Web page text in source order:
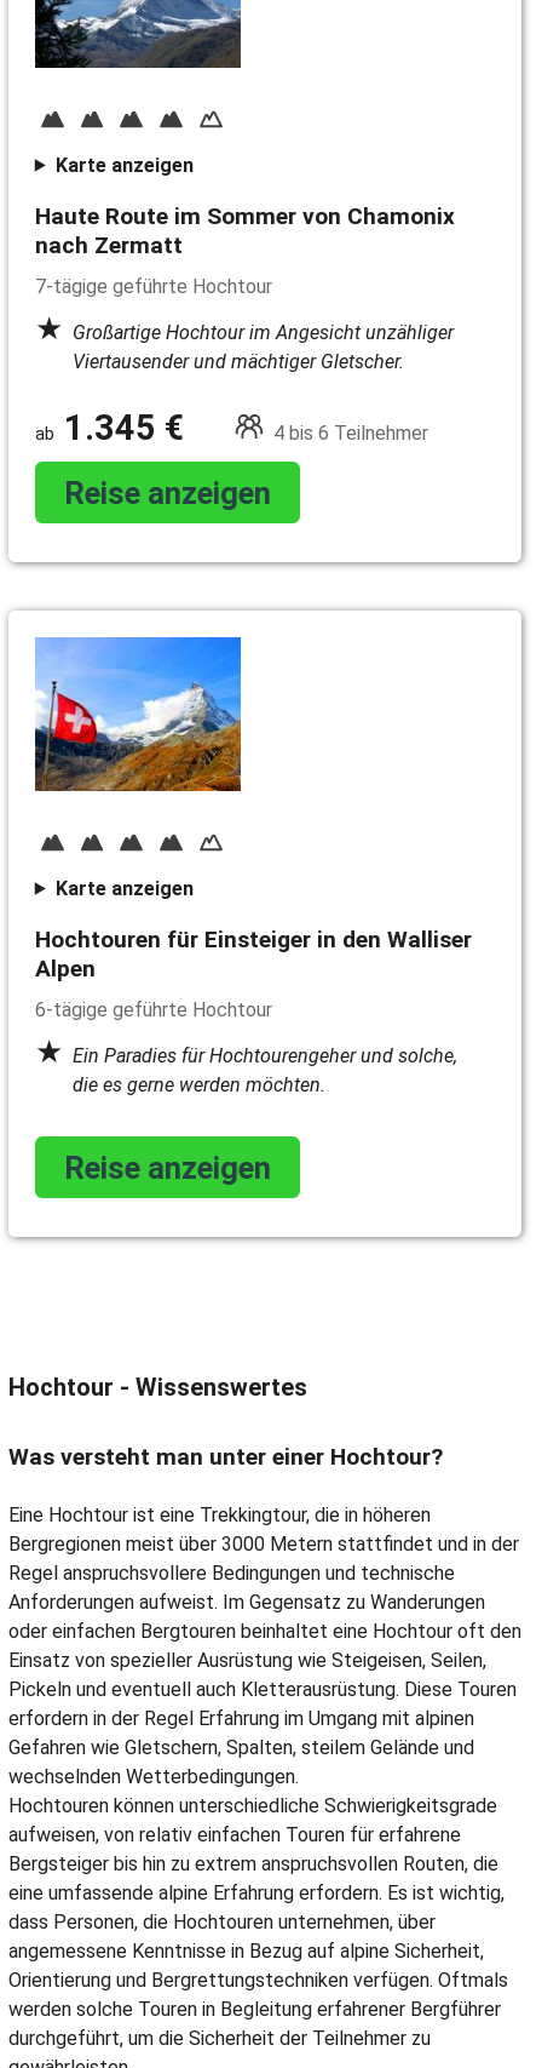
Karte anzeigen
Haute Route im Sommer von Chamonix
nach Zermatt
7-tägige geführte Hochtour
Großartige Hochtour im Angesicht unzähliger
Viertausender und mächtiger Gletscher.
1.345 € 4 bis 6 Teilnehmer
Reise anzeigen
Karte anzeigen
Hochtouren für Einsteiger in den Walliser
Alpen
6-tägige geführte Hochtour
Ein Paradies für Hochtourengeher und solche,
die es gerne werden möchten.
Reise anzeigen
Hochtour - Wissenswertes
Was versteht man unter einer Hochtour?
Eine Hochtour ist eine Trekkingtour, die in höheren
Bergregionen meist über 3000 Metern stattfindet und in der
Regel anspruchsvollere Bedingungen und technische
Anforderungen aufweist. Im Gegensatz zu Wanderungen
oder einfachen Bergtouren beinhaltet eine Hochtour oft den
Einsatz von spezieller Ausrüstung wie Steigeisen, Seilen,
Pickeln und eventuell auch Kletterausrüstung. Diese Touren
erfordern in der Regel Erfahrung im Umgang mit alpinen
Gefahren wie Gletschern, Spalten, steilem Gelände und
wechselnden Wetterbedingungen.
Hochtouren können unterschiedliche Schwierigkeitsgrade
aufweisen, von relativ einfachen Touren für erfahrene
Bergsteiger bis hin zu extrem anspruchsvollen Routen, die
eine umfassende alpine Erfahrung erfordern. Es ist wichtig,
dass Personen, die Hochtouren unternehmen, über
angemessene Kenntnisse in Bezug auf alpine Sicherheit,
Orientierung und Bergrettungstechniken verfügen. Oftmals
werden solche Touren in Begleitung erfahrener Bergführer
durchgeführt, um die Sicherheit der Teilnehmer zu